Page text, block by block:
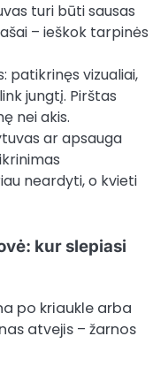
turi būti sausas
– ieškok tarpinės
patikrinęs vizualiai,
jungtį. Pirštas
nei akis.
ar apsauga
neardyti, o kvieti
kur slepiasi
po kriaukle arba
atvejis – žarnos